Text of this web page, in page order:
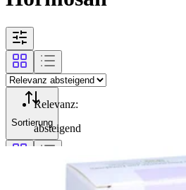
Sortierung
Relevanz:
absteigend